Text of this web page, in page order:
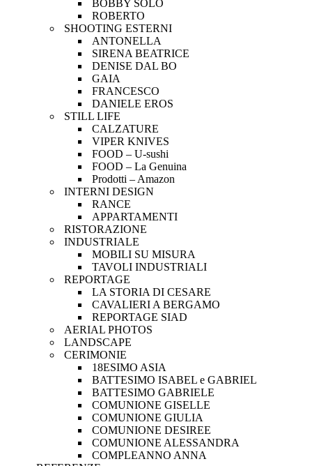
BOBBY SOLO
ROBERTO
SHOOTING ESTERNI
ANTONELLA
SIRENA BEATRICE
DENISE DAL BO
GAIA
FRANCESCO
DANIELE EROS
STILL LIFE
CALZATURE
VIPER KNIVES
FOOD – U-sushi
FOOD – La Genuina
Prodotti – Amazon
INTERNI DESIGN
RANCE
APPARTAMENTI
RISTORAZIONE
INDUSTRIALE
MOBILI SU MISURA
TAVOLI INDUSTRIALI
REPORTAGE
LA STORIA DI CESARE
CAVALIERI A BERGAMO
REPORTAGE SIAD
AERIAL PHOTOS
LANDSCAPE
CERIMONIE
18ESIMO ASIA
BATTESIMO ISABEL e GABRIEL
BATTESIMO GABRIELE
COMUNIONE GISELLE
COMUNIONE GIULIA
COMUNIONE DESIREE
COMUNIONE ALESSANDRA
COMPLEANNO ANNA